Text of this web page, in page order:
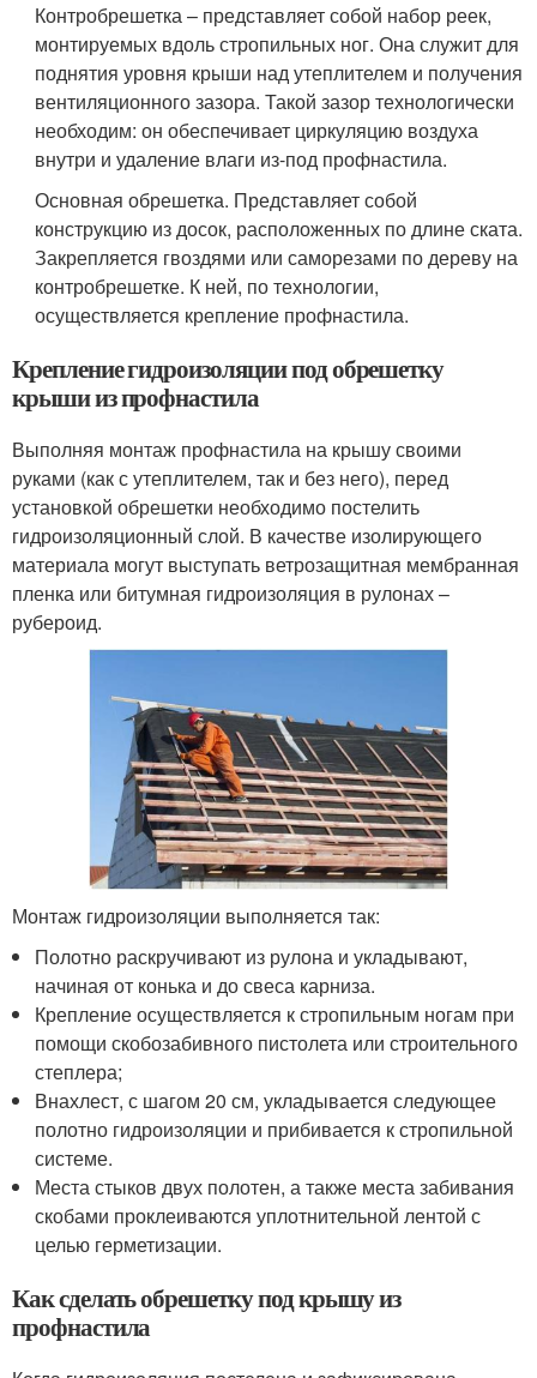
Контробрешетка – представляет собой набор реек,
монтируемых вдоль стропильных ног. Она служит для
поднятия уровня крыши над утеплителем и получения
вентиляционного зазора. Такой зазор технологически
необходим: он обеспечивает циркуляцию воздуха
внутри и удаление влаги из-под профнастила.
Основная обрешетка. Представляет собой
конструкцию из досок, расположенных по длине ската.
Закрепляется гвоздями или саморезами по дереву на
контробрешетке. К ней, по технологии,
осуществляется крепление профнастила.
Крепление гидроизоляции под обрешетку
крыши из профнастила
Выполняя монтаж профнастила на крышу своими
руками (как с утеплителем, так и без него), перед
установкой обрешетки необходимо постелить
гидроизоляционный слой. В качестве изолирующего
материала могут выступать ветрозащитная мембранная
пленка или битумная гидроизоляция в рулонах –
рубероид.
Монтаж гидроизоляции выполняется так:
Полотно раскручивают из рулона и укладывают,
начиная от конька и до свеса карниза.
Крепление осуществляется к стропильным ногам при
помощи скобозабивного пистолета или строительного
степлера;
Внахлест, с шагом 20 см, укладывается следующее
полотно гидроизоляции и прибивается к стропильной
системе.
Места стыков двух полотен, а также места забивания
скобами проклеиваются уплотнительной лентой с
целью герметизации.
Как сделать обрешетку под крышу из
профнастила